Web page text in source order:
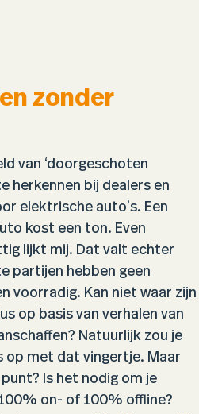
zonder
van ‘doorgeschoten
herkennen bij dealers en
elektrische auto’s. Een
kost een ton. Even
lijkt mij. Dat valt echter
partijen hebben geen
voorradig. Kan niet waar zijn
op basis van verhalen van
Natuurlijk zou je
op met dat vingertje. Maar
Is het nodig om je
on- of 100% offline?